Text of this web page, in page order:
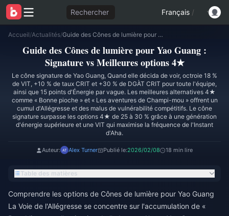
Rechercher Français /
Accueil/Actualités/ Guide des Cônes de lumière pour Yao Guang : Signature vs Meilleures options 4★
Guide des Cônes de lumière pour Yao Guang :
Signature vs Meilleures options 4★
Le cône signature de Yao Guang, Quand elle décida de voir, octroie 18 %
de VIT, +10 % de taux CRIT et +30 % de DGÀT CRIT pour toute l'équipe,
ainsi que 15 points d'Énergie par vague. Les meilleures alternatives 4★
comme « Bonne pioche » et « Les aventures de Champi-mou » offrent un
cumul d'Allégresse et des malus de vulnérabilité compétitifs. Le cône
signature surpasse les options 4★ de 25 à 30 % grâce à une génération
d'énergie supérieure et une VIT qui maximise la fréquence de l'Instant
d'Aha.
Auteur: Alex Turner Publié le:2026/02/08 18 min lire
Table des matières
Comprendre les options de Cônes de lumière pour Yao Guang
La Voie de l'Allégresse se concentre sur l'accumulation de «